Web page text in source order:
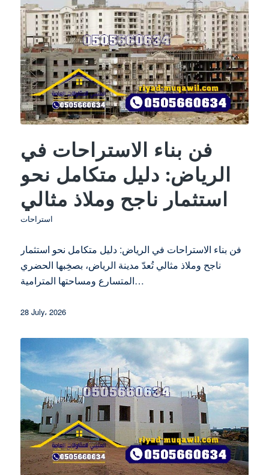
فن بناء الاستراحات في
الرياض: دليل متكامل نحو
استثمار ناجح وملاذ مثالي
استراحات
فن بناء الاستراحات في الرياض: دليل متكامل نحو استثمار
ناجح وملاذ مثالي تُعدّ مدينة الرياض، بصخِبها الحضري
المتسارع ومساحتها المترامية…
28 July، 2026